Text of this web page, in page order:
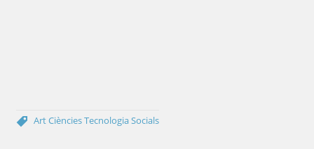
ArtCiènciesTecnologiaSocials